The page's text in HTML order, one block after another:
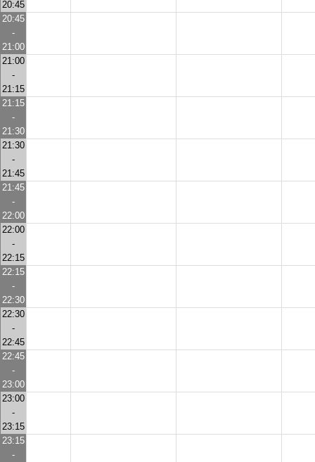
20:45
20:45
-
21:00
21:00
-
21:15
21:15
-
21:30
21:30
-
21:45
21:45
-
22:00
22:00
-
22:15
22:15
-
22:30
22:30
-
22:45
22:45
-
23:00
23:00
-
23:15
23:15
-